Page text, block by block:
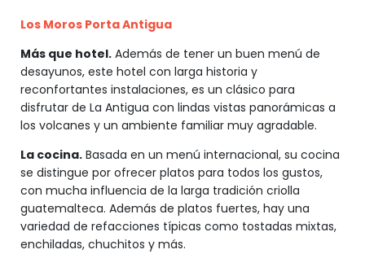
Los Moros Porta Antigua
Más que hotel. Además de tener un buen menú de
desayunos, este hotel con larga historia y
reconfortantes instalaciones, es un clásico para
disfrutar de La Antigua con lindas vistas panorámicas a
los volcanes y un ambiente familiar muy agradable.
La cocina. Basada en un menú internacional, su cocina
se distingue por ofrecer platos para todos los gustos,
con mucha influencia de la larga tradición criolla
guatemalteca. Además de platos fuertes, hay una
variedad de refacciones típicas como tostadas mixtas,
enchiladas, chuchitos y más.